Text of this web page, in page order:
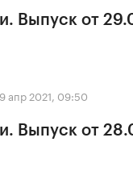
Выпуск от
апр 2021, 09:50
Выпуск от